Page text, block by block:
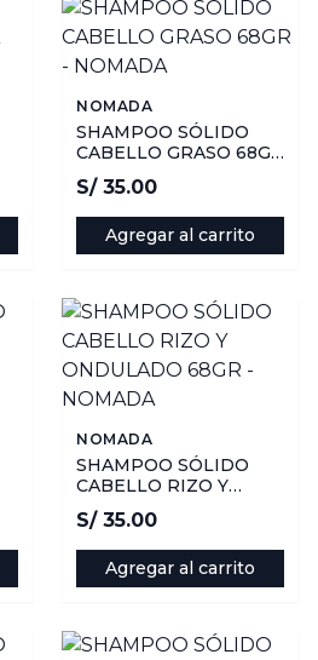
NOMADA
SHAMPOO SÓLIDO
CABELLO GRASO 68GR
- NOMADA
S/ 35.00
Agregar al carrito
NOMADA
SHAMPOO SÓLIDO
CABELLO RIZO Y
ONDULADO 68GR -
NOMADA
S/ 35.00
Agregar al carrito